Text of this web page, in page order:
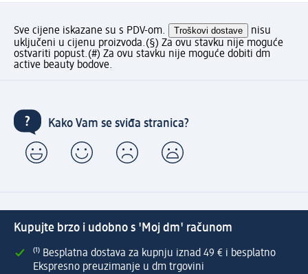
Sve cijene iskazane su s PDV-om. Troškovi dostave
nisu
uključeni u cijenu proizvoda.(§) Za ovu stavku nije moguće
ostvariti popust.(#) Za ovu stavku nije moguće dobiti dm
active beauty bodove.
Kako Vam se sviđa stranica?
Kupujte brzo i udobno s 'Moj dm' računom
⁽¹⁾ Besplatna dostava za kupnju iznad 49 € i besplatno
Ekspresno preuzimanje u dm trgovini